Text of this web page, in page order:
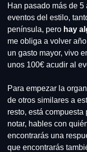
Han pasado más de
eventos del estilo,
península, pero hay
me obliga a volver
un gasto mayor, vivo
unos 100€ acudir al
Para empezar la
de otros similares a
resto, está compuesta
notar, hables con
encontrarás una
que encontrarás